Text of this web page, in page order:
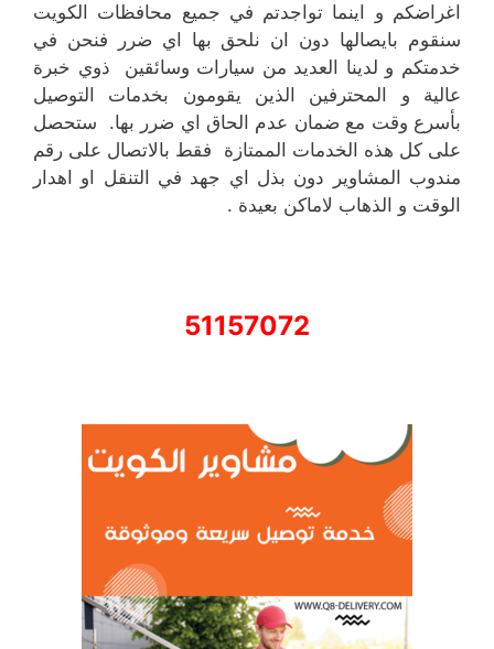
اغراضكم و اينما تواجدتم في جميع محافظات الكويت
سنقوم بايصالها دون ان نلحق بها اي ضرر فنحن في
خدمتكم و لدينا العديد من سيارات وسائقين ذوي خبرة
عالية و المحترفين الذين يقومون بخدمات التوصيل
بأسرع وقت مع ضمان عدم الحاق اي ضرر بها. ستحصل
على كل هذه الخدمات الممتازة فقط بالاتصال على رقم
مندوب المشاوير دون بذل اي جهد في التنقل او اهدار
الوقت و الذهاب لاماكن بعيدة .
51157072